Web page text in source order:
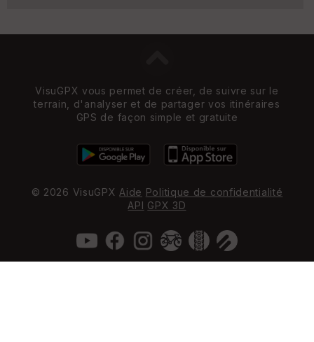
VisuGPX vous permet de créer, de suivre sur le
terrain, d'analyser et de partager vos itinéraires
GPS de façon simple et gratuite
© 2026 VisuGPX Aide Politique de confidentialité
API GPX 3D